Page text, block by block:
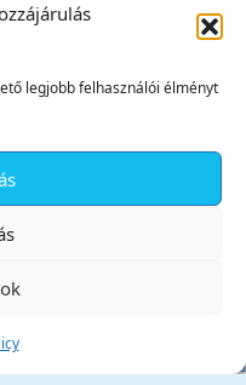
legjobb felhasználói élményt
✕